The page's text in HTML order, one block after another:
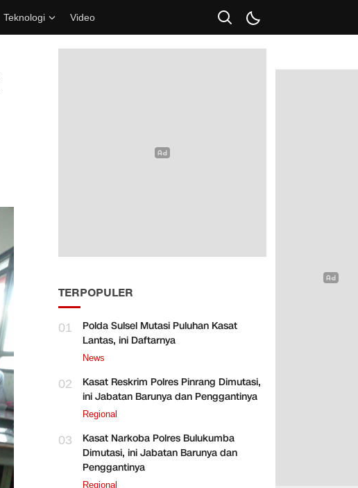
Teknologi Video
TERPOPULER
01
Polda Sulsel Mutasi Puluhan Kasat
Lantas, ini Daftarnya
News
02
Kasat Reskrim Polres Pinrang Dimutasi,
ini Jabatan Barunya dan Penggantinya
Regional
03
Kasat Narkoba Polres Bulukumba
Dimutasi, ini Jabatan Barunya dan
Penggantinya
Regional